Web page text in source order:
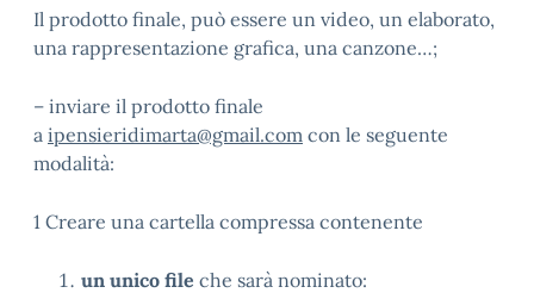
Il prodotto finale, può essere un video, un elaborato,
una rappresentazione grafica, una canzone…;
– inviare il prodotto finale
a ipensieridimarta@gmail.com con le seguente
modalità:
1 Creare una cartella compressa contenente
un unico file che sarà nominato: